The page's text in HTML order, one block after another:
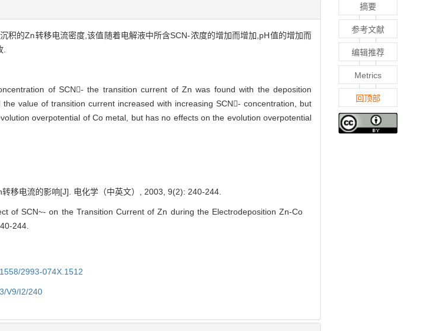
的Zn转移电流密度,该值随着电解液中所含SCN-浓度的增加而增加,pH值的增加而
of SCN- the transition current of Zn was found with the deposition
value of transition current increased with increasing SCN- concentration, but
overpotential of Co metal, but has no effects on the evolution overpotential
移电流的影响[J]. 电化学（中英文）, 2003, 9(2): 240-244.
of SCN~- on the Transition Current of Zn during the Electrodeposition Zn-Co
244.
2993-074X.1512
V9/I2/240
摘要
参考文献
编辑推荐
Metrics
回顶部